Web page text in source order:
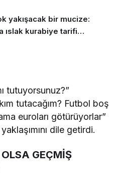
yakışacak bir mucize:
ıslak kurabiye tarifi…
tutuyorsunuz?”
tutacağım? Futbol boş
euroları götürüyorlar”
dile getirdi.
GEÇMİŞ